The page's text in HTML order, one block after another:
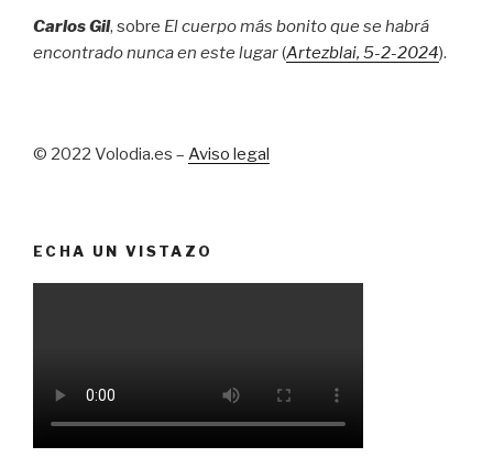
Carlos Gil, sobre El cuerpo más bonito que se habrá
encontrado nunca en este lugar(Artezblai, 5-2-2024).
© 2022 Volodia.es – Aviso legal
ECHA UN VISTAZO